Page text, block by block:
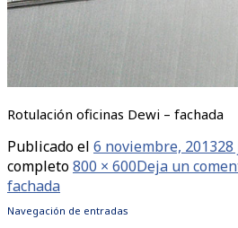
Rotulación oficinas Dewi – fachada
Publicado el 6 noviembre, 2013
completo800 × 600Deja un
fachada
Navegación de entradas